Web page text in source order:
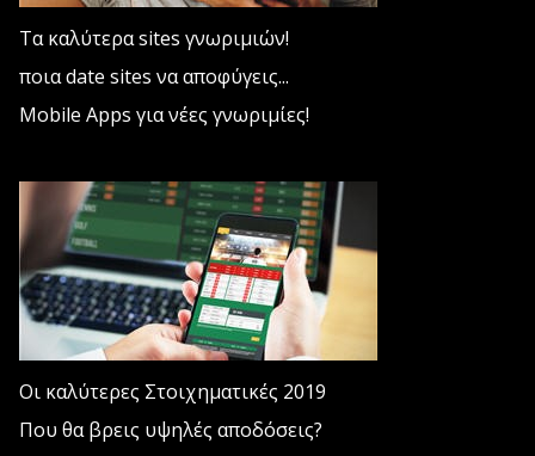
Τα καλύτερα sites γνωριμιών!
ποια date sites να αποφύγεις...
Mobile Apps για νέες γνωριμίες!
Οι καλύτερες Στοιχηματικές 2019
Που θα βρεις υψηλές αποδόσεις?